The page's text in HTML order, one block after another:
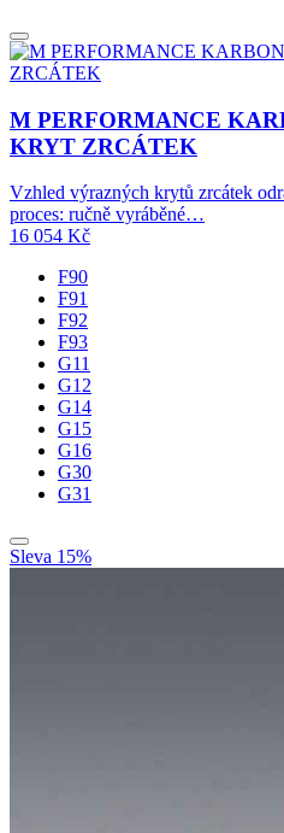
M PERFORMANCE
KRYT ZRCÁTEK
Vzhled výrazných krytů zrcátek
proces: ručně vyráběné…
16 054 Kč
F90
F91
F92
F93
G11
G12
G14
G15
G16
G30
G31
Sleva 15%